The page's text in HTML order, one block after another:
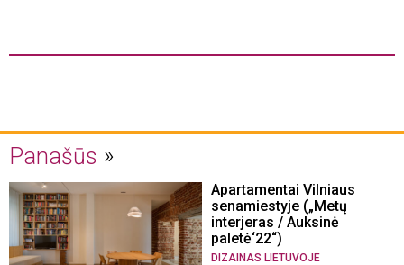
Panašūs
Apartamentai Vilniaus
senamiestyje („Metų
interjeras / Auksinė
paletė‘22“)
DIZAINAS LIETUVOJE